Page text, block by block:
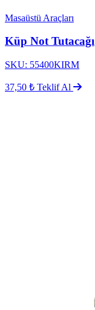
Masaüstü Araçları
Küp Not Tutacağı
SKU: 55400KIRM
37,50 ₺ Teklif Al